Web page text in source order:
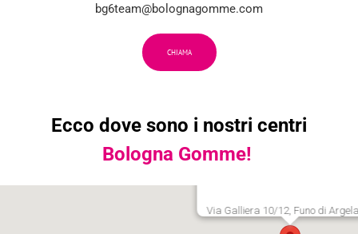
bg6team@bolognagomme.com
CHIAMA
Ecco dove sono i nostri centri
Bologna Gomme!
Via Galliera 10/12, Funo di